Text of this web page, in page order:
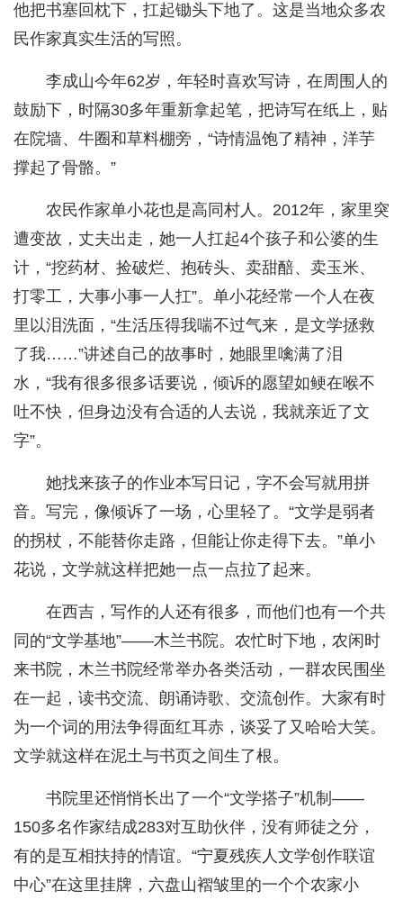
他把书塞回枕下，扛起锄头下地了。这是当地众多农
民作家真实生活的写照。
李成山今年62岁，年轻时喜欢写诗，在周围人的
鼓励下，时隔30多年重新拿起笔，把诗写在纸上，贴
在院墙、牛圈和草料棚旁，“诗情温饱了精神，洋芋
撑起了骨骼。”
农民作家单小花也是高同村人。2012年，家里突
遭变故，丈夫出走，她一人扛起4个孩子和公婆的生
计，“挖药材、捡破烂、抱砖头、卖甜醅、卖玉米、
打零工，大事小事一人扛”。单小花经常一个人在夜
里以泪洗面，“生活压得我喘不过气来，是文学拯救
了我……”讲述自己的故事时，她眼里噙满了泪
水，“我有很多很多话要说，倾诉的愿望如鲠在喉不
吐不快，但身边没有合适的人去说，我就亲近了文
字”。
她找来孩子的作业本写日记，字不会写就用拼
音。写完，像倾诉了一场，心里轻了。“文学是弱者
的拐杖，不能替你走路，但能让你走得下去。”单小
花说，文学就这样把她一点一点拉了起来。
在西吉，写作的人还有很多，而他们也有一个共
同的“文学基地”——木兰书院。农忙时下地，农闲时
来书院，木兰书院经常举办各类活动，一群农民围坐
在一起，读书交流、朗诵诗歌、交流创作。大家有时
为一个词的用法争得面红耳赤，谈妥了又哈哈大笑。
文学就这样在泥土与书页之间生了根。
书院里还悄悄长出了一个“文学搭子”机制——
150多名作家结成283对互助伙伴，没有师徒之分，
有的是互相扶持的情谊。“宁夏残疾人文学创作联谊
中心”在这里挂牌，六盘山褶皱里的一个个农家小